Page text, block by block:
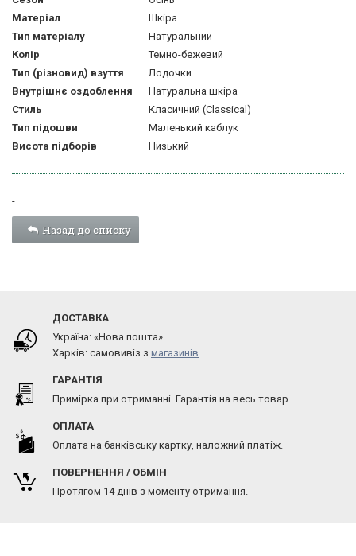
Матеріал
Шкіра
Тип матеріалу
Натуральний
Колір
Темно-бежевий
Тип (різновид) взуття
Лодочки
Внутрішнє оздоблення
Натуральна шкіра
Стиль
Класичний (Classical)
Тип підошви
Маленький каблук
Висота підборів
Низький
-
Назад до списку
ДОСТАВКА
Україна: «Нова пошта».
Харків: самовивіз з магазинів.
ГАРАНТІЯ
Примірка при отриманні. Гарантія на весь товар.
ОПЛАТА
Оплата на банківську картку, наложний платіж.
ПОВЕРНЕННЯ / ОБМІН
Протягом 14 днів з моменту отримання.